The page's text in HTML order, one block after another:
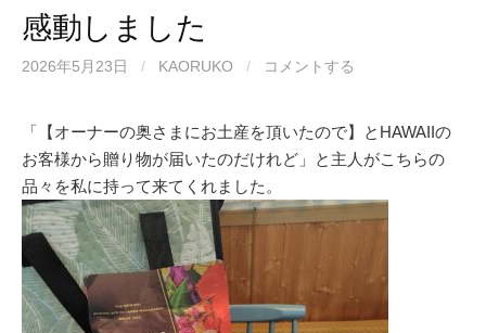
感動しました
2026年5月23日 / KAORUKO / コメントする
「【オーナーの奥さまにお土産を頂いたので】とHAWAIIの
お客様から贈り物が届いたのだけれど」と主人がこちらの
品々を私に持って来てくれました。